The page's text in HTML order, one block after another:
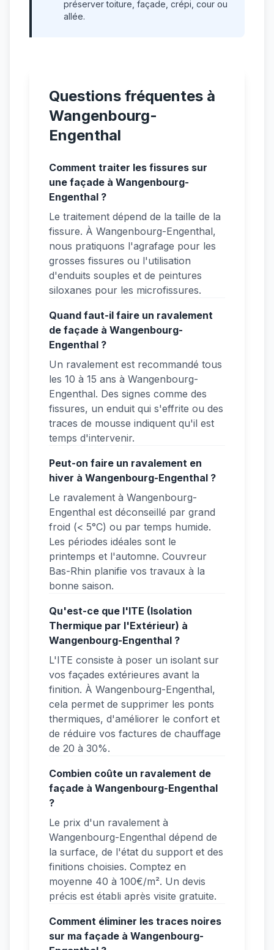
préserver toiture, façade, crépi, cour ou
allée.
Questions fréquentes à
Wangenbourg-
Engenthal
Comment traiter les fissures sur
une façade à Wangenbourg-
Engenthal ?
Le traitement dépend de la taille de la
fissure. À Wangenbourg-Engenthal,
nous pratiquons l'agrafage pour les
grosses fissures ou l'utilisation
d'enduits souples et de peintures
siloxanes pour les microfissures.
Quand faut-il faire un ravalement
de façade à Wangenbourg-
Engenthal ?
Un ravalement est recommandé tous
les 10 à 15 ans à Wangenbourg-
Engenthal. Des signes comme des
fissures, un enduit qui s'effrite ou des
traces de mousse indiquent qu'il est
temps d'intervenir.
Peut-on faire un ravalement en
hiver à Wangenbourg-Engenthal ?
Le ravalement à Wangenbourg-
Engenthal est déconseillé par grand
froid (< 5°C) ou par temps humide.
Les périodes idéales sont le
printemps et l'automne. Couvreur
Bas-Rhin planifie vos travaux à la
bonne saison.
Qu'est-ce que l'ITE (Isolation
Thermique par l'Extérieur) à
Wangenbourg-Engenthal ?
L'ITE consiste à poser un isolant sur
vos façades extérieures avant la
finition. À Wangenbourg-Engenthal,
cela permet de supprimer les ponts
thermiques, d'améliorer le confort et
de réduire vos factures de chauffage
de 20 à 30%.
Combien coûte un ravalement de
façade à Wangenbourg-Engenthal
?
Le prix d'un ravalement à
Wangenbourg-Engenthal dépend de
la surface, de l'état du support et des
finitions choisies. Comptez en
moyenne 40 à 100€/m². Un devis
précis est établi après visite gratuite.
Comment éliminer les traces noires
sur ma façade à Wangenbourg-